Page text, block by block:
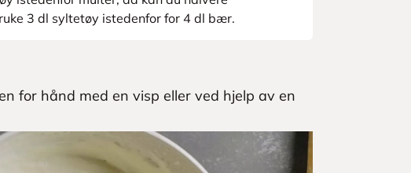
3 dl syltetøy istedenfor for 4 dl bær.
for hånd med en visp eller ved hjelp av en